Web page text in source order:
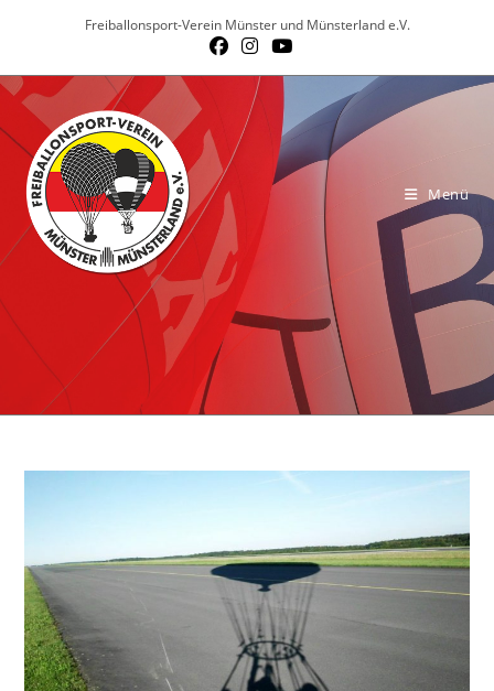
Freiballonsport-Verein Münster und Münsterland e.V.
Menü